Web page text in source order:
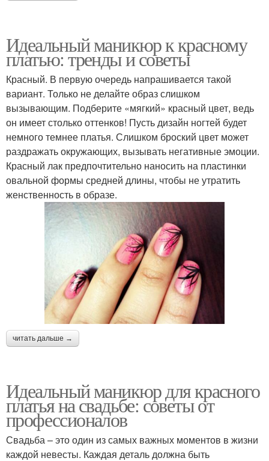
Идеальный маникюр к красному
платью: тренды и советы
Красный. В первую очередь напрашивается такой
вариант. Только не делайте образ слишком
вызывающим. Подберите «мягкий» красный цвет, ведь
он имеет столько оттенков! Пусть дизайн ногтей будет
немного темнее платья. Слишком броский цвет может
раздражать окружающих, вызывать негативные эмоции.
Красный лак предпочтительно наносить на пластинки
овальной формы средней длины, чтобы не утратить
женственность в образе.
читать дальше →
Идеальный маникюр для красного
платья на свадьбе: советы от
профессионалов
Свадьба – это один из самых важных моментов в жизни
каждой невесты. Каждая деталь должна быть